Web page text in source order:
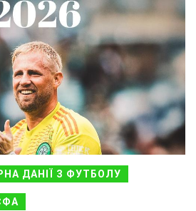
ДАНІЇ З ФУТБОЛУ